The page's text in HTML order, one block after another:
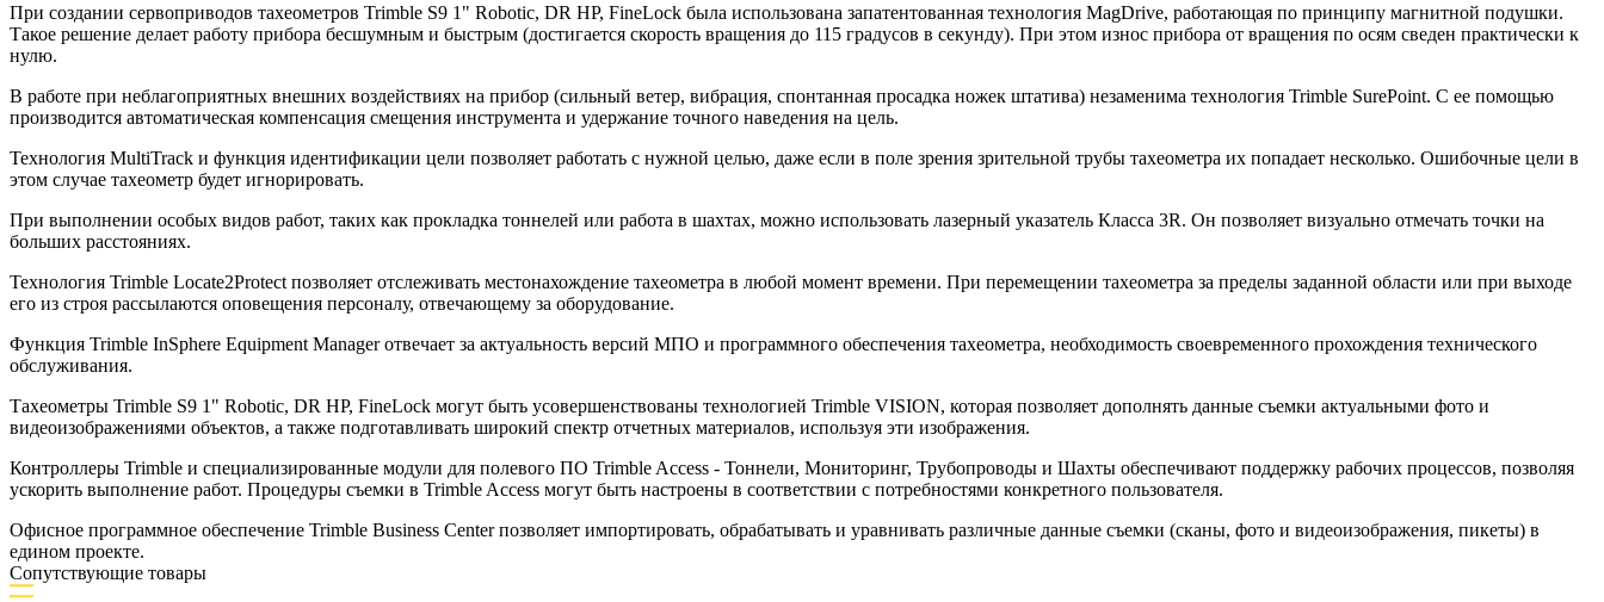
При создании сервоприводов тахеометров Trimble S9 1" Robotic, DR HP, FineLock была использована запатентованная технология MagDrive, работающая по принципу магнитной подушки.
Такое решение делает работу прибора бесшумным и быстрым (достигается скорость вращения до 115 градусов в секунду). При этом износ прибора от вращения по осям сведен практически к
нулю.
В работе при неблагоприятных внешних воздействиях на прибор (сильный ветер, вибрация, спонтанная просадка ножек штатива) незаменима технология Trimble SurePoint. С ее помощью
производится автоматическая компенсация смещения инструмента и удержание точного наведения на цель.
Технология MultiTrack и функция идентификации цели позволяет работать с нужной целью, даже если в поле зрения зрительной трубы тахеометра их попадает несколько. Ошибочные цели в
этом случае тахеометр будет игнорировать.
При выполнении особых видов работ, таких как прокладка тоннелей или работа в шахтах, можно использовать лазерный указатель Класса 3R. Он позволяет визуально отмечать точки на
больших расстояниях.
Технология Trimble Locate2Protect позволяет отслеживать местонахождение тахеометра в любой момент времени. При перемещении тахеометра за пределы заданной области или при выходе
его из строя рассылаются оповещения персоналу, отвечающему за оборудование.
Функция Trimble InSphere Equipment Manager отвечает за актуальность версий МПО и программного обеспечения тахеометра, необходимость своевременного прохождения технического
обслуживания.
Тахеометры Trimble S9 1" Robotic, DR HP, FineLock могут быть усовершенствованы технологией Trimble VISION, которая позволяет дополнять данные съемки актуальными фото и
видеоизображениями объектов, а также подготавливать широкий спектр отчетных материалов, используя эти изображения.
Контроллеры Trimble и специализированные модули для полевого ПО Trimble Access - Тоннели, Мониторинг, Трубопроводы и Шахты обеспечивают поддержку рабочих процессов, позволяя
ускорить выполнение работ. Процедуры съемки в Trimble Access могут быть настроены в соответствии с потребностями конкретного пользователя.
Офисное программное обеспечение Trimble Business Center позволяет импортировать, обрабатывать и уравнивать различные данные съемки (сканы, фото и видеоизображения, пикеты) в
едином проекте.
Сопутствующие товары